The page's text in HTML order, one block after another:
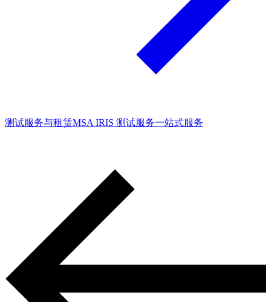
测试服务与租赁MSA IRIS 测试服务一站式服务